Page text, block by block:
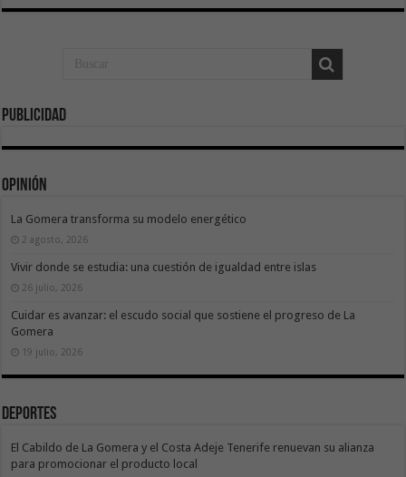
Publicidad
Opinión
La Gomera transforma su modelo energético
2 agosto, 2026
Vivir donde se estudia: una cuestión de igualdad entre islas
26 julio, 2026
Cuidar es avanzar: el escudo social que sostiene el progreso de La
Gomera
19 julio, 2026
Deportes
El Cabildo de La Gomera y el Costa Adeje Tenerife renuevan su alianza
para promocionar el producto local